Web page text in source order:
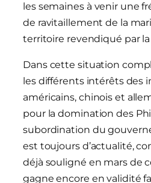
les semaines à venir une
de ravitaillement de la
territoire revendiqué par la
Dans cette situation
les différents intérêts des
américains, chinois et
pour la domination des
subordination du
est toujours d’actualité,
déjà souligné en mars de
gagne encore en validité